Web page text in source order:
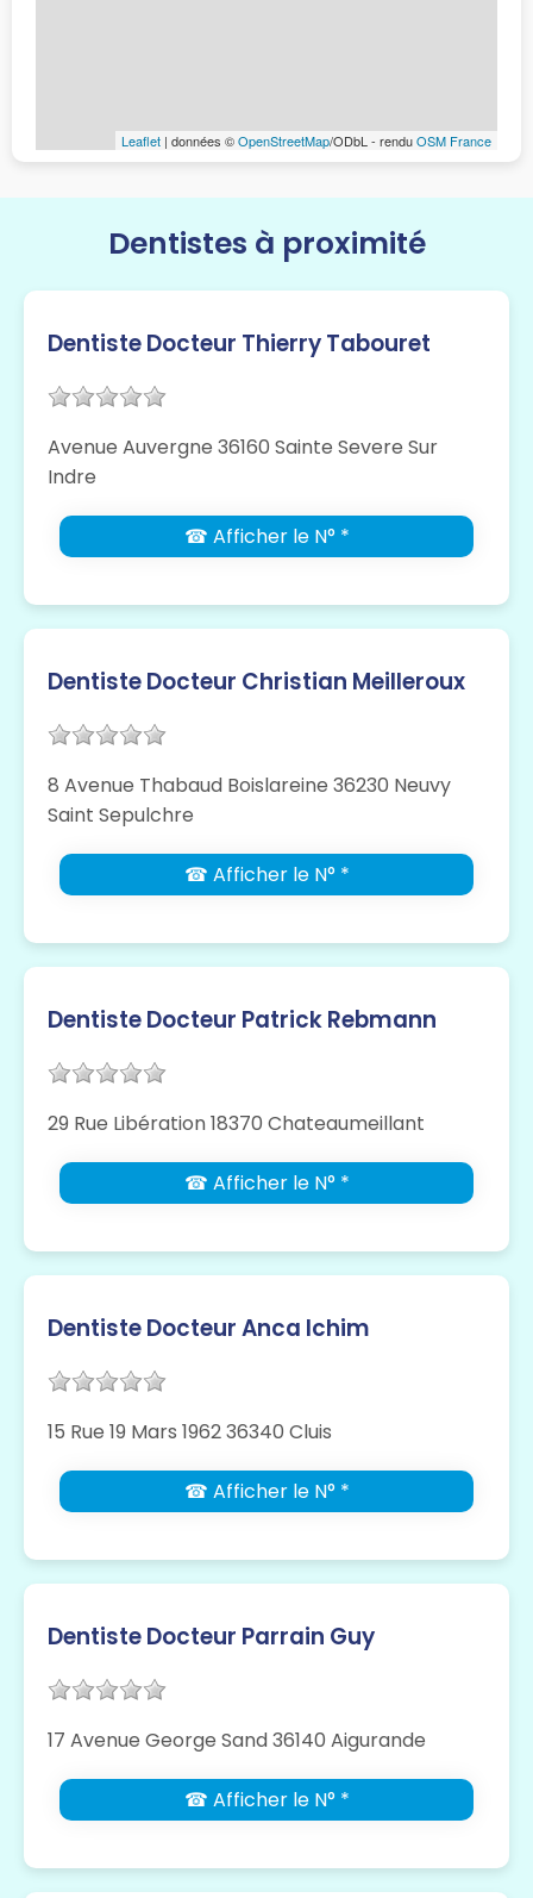
Leaflet | données ©OpenStreetMap/ODbL - renduOSM France
Dentistes à proximité
Dentiste Docteur Thierry Tabouret
Avenue Auvergne 36160 Sainte Severe Sur
Indre
☎ Afficher le N° *
Dentiste Docteur Christian Meilleroux
8 Avenue Thabaud Boislareine 36230 Neuvy
Saint Sepulchre
☎ Afficher le N° *
Dentiste Docteur Patrick Rebmann
29 Rue Libération 18370 Chateaumeillant
☎ Afficher le N° *
Dentiste Docteur Anca Ichim
15 Rue 19 Mars 1962 36340 Cluis
☎ Afficher le N° *
Dentiste Docteur Parrain Guy
17 Avenue George Sand 36140 Aigurande
☎ Afficher le N° *